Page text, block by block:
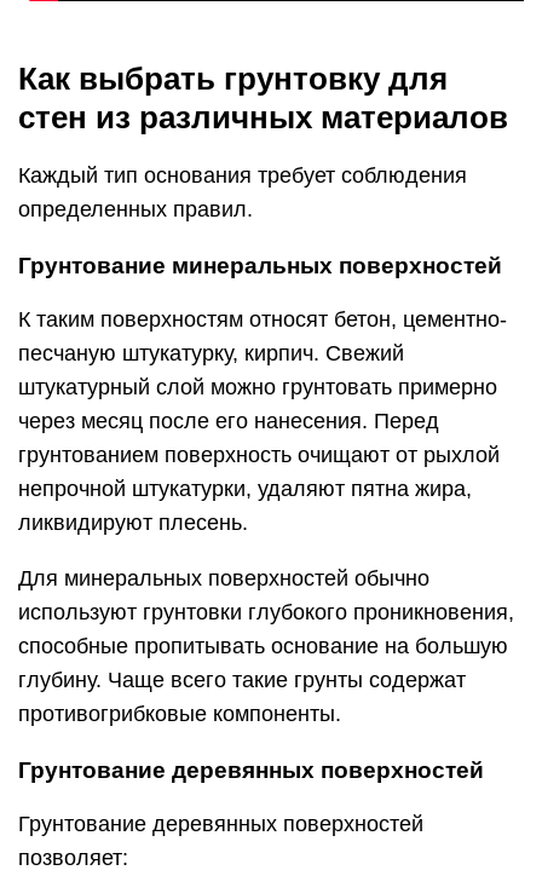
Как выбрать грунтовку для
стен из различных материалов
Каждый тип основания требует соблюдения
определенных правил.
Грунтование минеральных поверхностей
К таким поверхностям относят бетон, цементно-
песчаную штукатурку, кирпич. Свежий
штукатурный слой можно грунтовать примерно
через месяц после его нанесения. Перед
грунтованием поверхность очищают от рыхлой
непрочной штукатурки, удаляют пятна жира,
ликвидируют плесень.
Для минеральных поверхностей обычно
используют грунтовки глубокого проникновения,
способные пропитывать основание на большую
глубину. Чаще всего такие грунты содержат
противогрибковые компоненты.
Грунтование деревянных поверхностей
Грунтование деревянных поверхностей
позволяет: